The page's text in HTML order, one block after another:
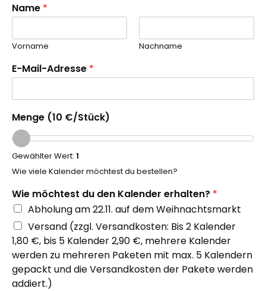
Name *
Vorname Nachname
E-Mail-Adresse *
Menge (10 €/Stück)
Gewählter Wert:1
Wie viele Kalender möchtest du bestellen?
Wie möchtest du den Kalender erhalten? *
Abholung am 22.11. auf dem Weihnachtsmarkt
Versand (zzgl. Versandkosten: Bis 2 Kalender
1,80 €, bis 5 Kalender 2,90 €, mehrere Kalender
werden zu mehreren Paketen mit max. 5 Kalendern
gepackt und die Versandkosten der Pakete werden
addiert.)